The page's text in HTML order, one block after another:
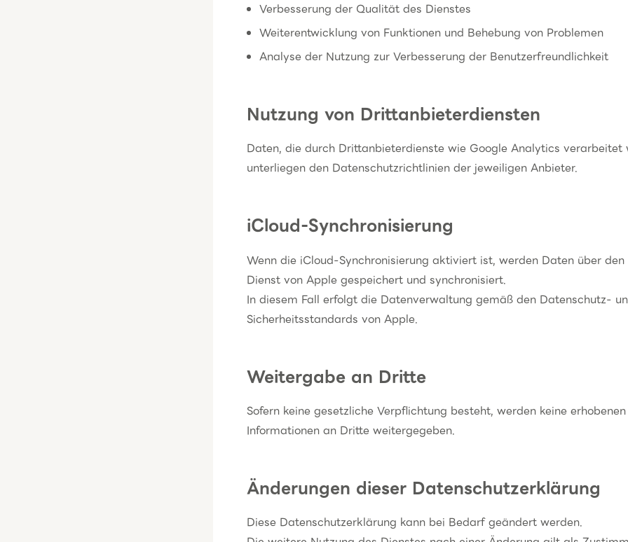
Verbesserung der Qualität des Dienstes
Weiterentwicklung von Funktionen und Behebung von Problemen
Analyse der Nutzung zur Verbesserung der Benutzerfreundlichkeit
Nutzung von Drittanbieterdiensten
Daten, die durch Drittanbieterdienste wie Google Analytics verarbeitet
unterliegen den Datenschutzrichtlinien der jeweiligen Anbieter.
iCloud-Synchronisierung
Wenn die iCloud-Synchronisierung aktiviert ist, werden Daten über
Dienst von Apple gespeichert und synchronisiert.
In diesem Fall erfolgt die Datenverwaltung gemäß den Datenschutz-
Sicherheitsstandards von Apple.
Weitergabe an Dritte
Sofern keine gesetzliche Verpflichtung besteht, werden keine erhobenen
Informationen an Dritte weitergegeben.
Änderungen dieser Datenschutzerklärung
Diese Datenschutzerklärung kann bei Bedarf geändert werden.